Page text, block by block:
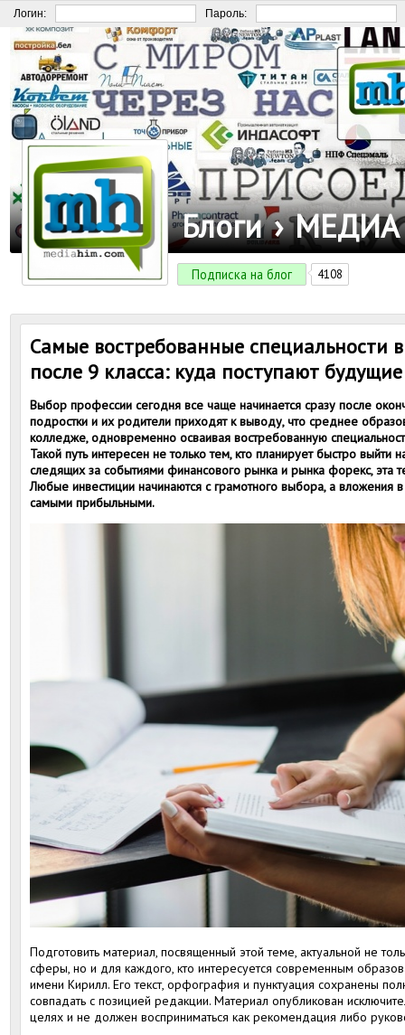
Логин: Пароль:
Блоги ›
Подписка на блог 4108
Самые востребованные специальности
после 9 класса: куда поступают
Выбор профессии сегодня все чаще начинается сразу после
подростки и их родители приходят к выводу, что среднее
колледже, одновременно осваивая востребованную
Такой путь интересен не только тем, кто планирует быстро выйти
следящих за событиями финансового рынка и рынка форекс, эта
Любые инвестиции начинаются с грамотного выбора, а вложения
самыми прибыльными.
Подготовить материал, посвященный этой теме, актуальной не
сферы, но и для каждого, кто интересуется современным
имени Кирилл. Его текст, орфография и пунктуация сохранены
совпадать с позицией редакции. Материал опубликован
целях и не должен восприниматься как рекомендация либо